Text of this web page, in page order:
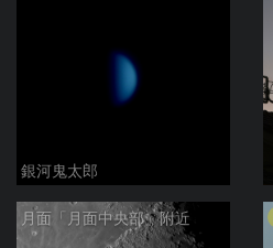
銀河鬼太郎
月面「月面中央部」附近